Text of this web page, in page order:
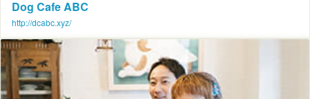
Dog Cafe ABC
http://dcabc.xyz/